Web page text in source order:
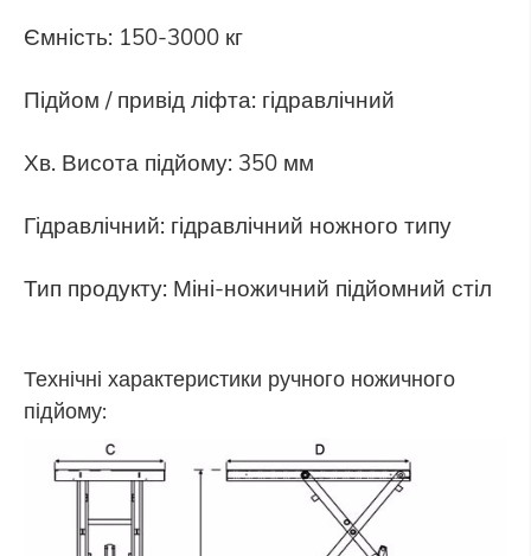
Ємність: 150-3000 кг
Підйом / привід ліфта: гідравлічний
Хв. Висота підйому: 350 мм
Гідравлічний: гідравлічний ножного типу
Тип продукту: Міні-ножичний підйомний стіл
Технічні характеристики ручного ножичного
підйому: